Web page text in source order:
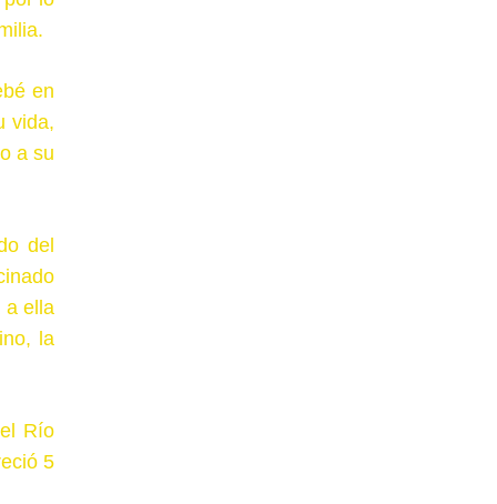
en
vida,
a su
del
a ella
la
Río
5